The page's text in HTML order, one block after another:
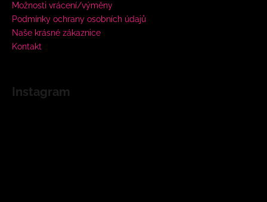
Možnosti vrácení/výměny
Podmínky ochrany osobních údajů
Naše krásné zákaznice
Kontakt
Instagram